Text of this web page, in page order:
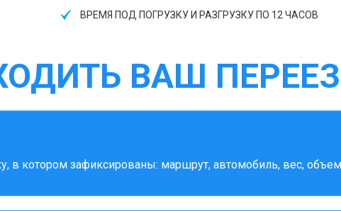
ВРЕМЯ ПОД ПОГРУЗКУ И РАЗГРУЗКУ ПО 12 ЧАСОВ
ВАШ
в котором зафиксированы: маршрут, автомобиль, вес, объем